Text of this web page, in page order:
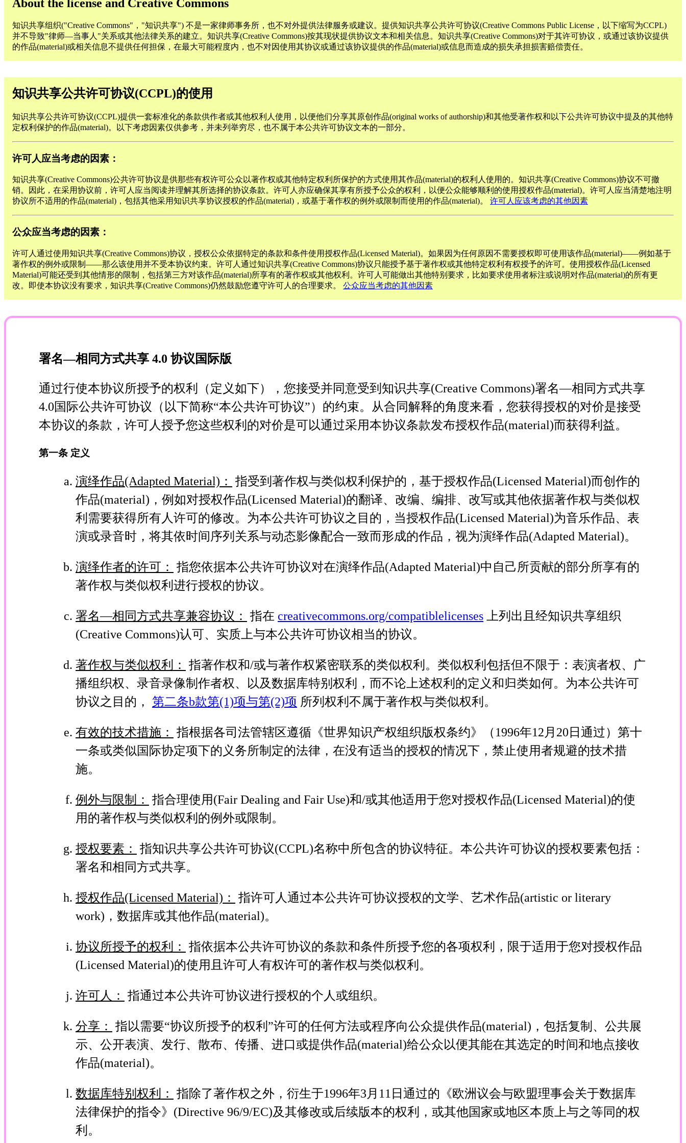
About the license and Creative Commons
知识共享组织("Creative Commons"，"知识共享") 不是一家律师事务所，也不对外提供法律服务或建议。提供知识共享公共许可协议(Creative Commons Public License，以下缩写为CCPL)
并不导致"律师—当事人"关系或其他法律关系的建立。知识共享(Creative Commons)按其现状提供协议文本和相关信息。知识共享(Creative Commons)对于其许可协议，或通过该协议提供
的作品(material)或相关信息不提供任何担保，在最大可能程度内，也不对因使用其协议或通过该协议提供的作品(material)或信息而造成的损失承担损害赔偿责任。
知识共享公共许可协议(CCPL)的使用
知识共享公共许可协议(CCPL)提供一套标准化的条款供作者或其他权利人使用，以便他们分享其原创作品(original works of authorship)和其他受著作权和以下公共许可协议中提及的其他特
定权利保护的作品(material)。以下考虑因素仅供参考，并未列举穷尽，也不属于本公共许可协议文本的一部分。
许可人应当考虑的因素：
知识共享(Creative Commons)公共许可协议是供那些有权许可公众以著作权或其他特定权利所保护的方式使用其作品(material)的权利人使用的。知识共享(Creative Commons)协议不可撤
销。因此，在采用协议前，许可人应当阅读并理解其所选择的协议条款。许可人亦应确保其享有所授予公众的权利，以便公众能够顺利的使用授权作品(material)。许可人应当清楚地注明
协议所不适用的作品(material)，包括其他采用知识共享协议授权的作品(material)，或基于著作权的例外或限制而使用的作品(material)。 许可人应该考虑的其他因素
公众应当考虑的因素：
许可人通过使用知识共享(Creative Commons)协议，授权公众依据特定的条款和条件使用授权作品(Licensed Material)。如果因为任何原因不需要授权即可使用该作品(material)——例如基于
著作权的例外或限制——那么该使用并不受本协议约束。许可人通过知识共享(Creative Commons)协议只能授予基于著作权或其他特定权利有权授予的许可。使用授权作品(Licensed
Material)可能还受到其他情形的限制，包括第三方对该作品(material)所享有的著作权或其他权利。许可人可能做出其他特别要求，比如要求使用者标注或说明对作品(material)的所有更
改。即使本协议没有要求，知识共享(Creative Commons)仍然鼓励您遵守许可人的合理要求。 公众应当考虑的其他因素
署名—相同方式共享 4.0 协议国际版
通过行使本协议所授予的权利（定义如下），您接受并同意受到知识共享(Creative Commons)署名—相同方式共享
4.0国际公共许可协议（以下简称“本公共许可协议”）的约束。从合同解释的角度来看，您获得授权的对价是接受
本协议的条款，许可人授予您这些权利的对价是可以通过采用本协议条款发布授权作品(material)而获得利益。
第一条 定义
演绎作品(Adapted Material)：
指受到著作权与类似权利保护的，基于授权作品(Licensed Material)而创作的
作品(material)，例如对授权作品(Licensed Material)的翻译、改编、编排、改写或其他依据著作权与类似权
利需要获得所有人许可的修改。为本公共许可协议之目的，当授权作品(Licensed Material)为音乐作品、表
演或录音时，将其依时间序列关系与动态影像配合一致而形成的作品，视为演绎作品(Adapted Material)。
演绎作者的许可：
指您依据本公共许可协议对在演绎作品(Adapted Material)中自己所贡献的部分所享有的
著作权与类似权利进行授权的协议。
署名—相同方式共享兼容协议： 指在 creativecommons.org/compatiblelicenses 上列出且经知识共享组织
(Creative Commons)认可、实质上与本公共许可协议相当的协议。
著作权与类似权利：
指著作权和/或与著作权紧密联系的类似权利。类似权利包括但不限于：表演者权、广
播组织权、录音录像制作者权、以及数据库特别权利，而不论上述权利的定义和归类如何。为本公共许可
协议之目的， 第二条b款第(1)项与第(2)项 所列权利不属于著作权与类似权利。
有效的技术措施：
指根据各司法管辖区遵循《世界知识产权组织版权条约》（1996年12月20日通过）第十
一条或类似国际协定项下的义务所制定的法律，在没有适当的授权的情况下，禁止使用者规避的技术措
施。
例外与限制：
指合理使用(Fair Dealing and Fair Use)和/或其他适用于您对授权作品(Licensed Material)的使
用的著作权与类似权利的例外或限制。
授权要素：
指知识共享公共许可协议(CCPL)名称中所包含的协议特征。本公共许可协议的授权要素包括：
署名和相同方式共享。
授权作品(Licensed Material)：
指许可人通过本公共许可协议授权的文学、艺术作品(artistic or literary
work)，数据库或其他作品(material)。
协议所授予的权利：
指依据本公共许可协议的条款和条件所授予您的各项权利，限于适用于您对授权作品
(Licensed Material)的使用且许可人有权许可的著作权与类似权利。
许可人： 指通过本公共许可协议进行授权的个人或组织。
分享：
指以需要“协议所授予的权利”许可的任何方法或程序向公众提供作品(material)，包括复制、公共展
示、公开表演、发行、散布、传播、进口或提供作品(material)给公众以便其能在其选定的时间和地点接收
作品(material)。
数据库特别权利：
指除了著作权之外，衍生于1996年3月11日通过的《欧洲议会与欧盟理事会关于数据库
法律保护的指令》(Directive 96/9/EC)及其修改或后续版本的权利，或其他国家或地区本质上与之等同的权
利。